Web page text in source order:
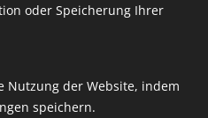
oder Speicherung Ihrer
Nutzung der Website, indem
speichern.